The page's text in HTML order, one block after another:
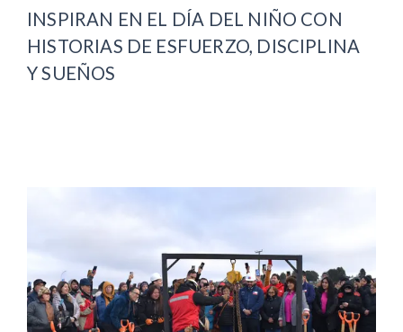
INSPIRAN EN EL DÍA DEL NIÑO CON
HISTORIAS DE ESFUERZO, DISCIPLINA
Y SUEÑOS